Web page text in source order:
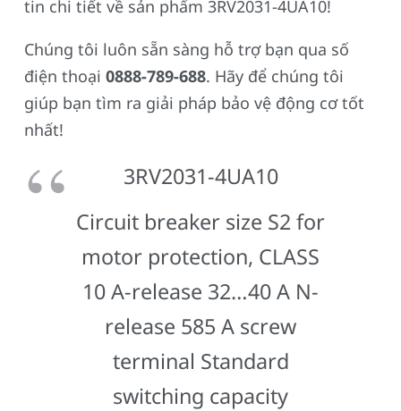
tin chi tiết về sản phẩm 3RV2031-4UA10!
Chúng tôi luôn sẵn sàng hỗ trợ bạn qua số
điện thoại 0888-789-688. Hãy để chúng tôi
giúp bạn tìm ra giải pháp bảo vệ động cơ tốt
nhất!
3RV2031-4UA10
Circuit breaker size S2 for
motor protection, CLASS
10 A-release 32…40 A N-
release 585 A screw
terminal Standard
switching capacity